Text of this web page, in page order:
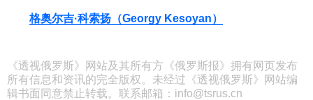
格奥尔吉·科索扬（Georgy Kesoyan）
《透视俄罗斯》网站及其所有方《俄罗斯报》拥有网页发布
所有信息和资讯的完全版权。未经过《透视俄罗斯》网站编
辑书面同意禁止转载。联系邮箱：info@tsrus.cn